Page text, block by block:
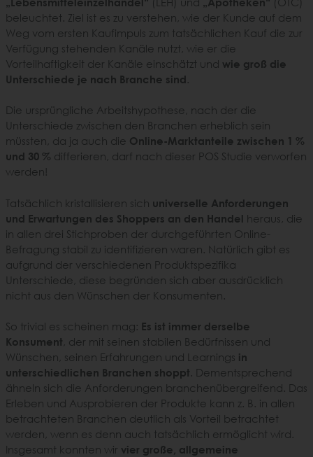
beleuchtet. Ziel ist es zu verstehen, wie der Kunde auf dem
Weg vom ersten Kaufimpuls zum tatsächlichen Kauf die zur
Verfügung stehenden Kanäle nutzt, wie er die
Vorteilhaftigkeit der Kanäle einschätzt und wie groß die
Unterschiede je nach Branche sind.
Die ursprüngliche Arbeitshypothese, nach der die
Unterschiede zwischen den Branchen erheblich sein
müssten, da ja auch die Online-Marktanteile zwischen 1 %
und 30 % differieren, darf nach dieser POS Studie verworfen
werden!
Tatsächlich kristallisieren sich universelle Anforderungen
und Erwartungen des Shoppers an den Handel heraus, die
in allen drei Stichproben der durchgeführten Online-
Befragung stabil zu identifizieren waren. Natürlich gibt es
aufgrund der verschiedenen Produktspezifika
Unterschiede, diese begründen sich aber ausdrücklich
nicht aus den Wünschen der Konsumenten.
So trivial es scheinen mag: Es ist immer derselbe
Konsument , der mit seinen stabilen Bedürfnissen und
Wünschen, seinen Erfahrungen und Learnings in
unterschiedlichen Branchen shoppt. Dementsprechend
ähneln sich die Anforderungen branchenübergreifend. Das
Erleben und Ausprobieren der Produkte kann z. B. in allen
betrachteten Branchen deutlich als Vorteil betrachtet
werden, wenn es denn auch tatsächlich ermöglicht wird.
Insgesamt konnten wir vier große, allgemeine